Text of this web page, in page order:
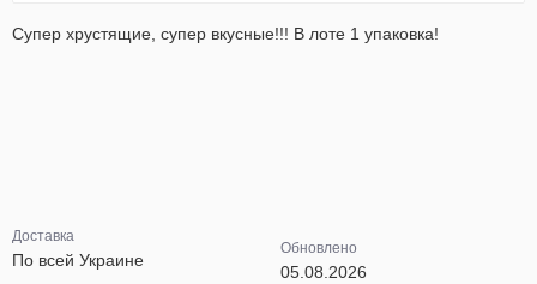
Супер хрустящие, супер вкусные!!! В лоте 1 упаковка!
Доставка
По всей Украине
Обновлено
05.08.2026